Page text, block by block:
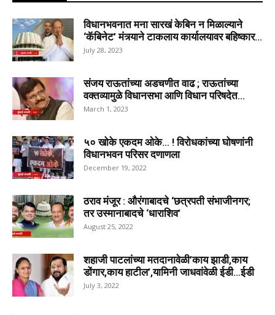
विधानभवनात मना सारखं केबिन न मिळाल्याने
‘कॅबिनेट’ मंत्र्याने टाकलाय कार्यालयावर बहिष्कार...
July 28, 2023
संजय राऊतांच्या अडचणीत वाढ ; राऊतांच्या
वक्तव्यामुळे विधानसभा आणि विधान परिषदेत...
March 1, 2023
५० खोके एकदम ओके… ! विरोधकांच्या घोषणांनी
विधानभवन परिसर दणाणला
December 19, 2022
ठराव मंजूर : औरंगाबादचे ‘छत्रपती संभाजीनगर;
तर उस्मानाबादचे ‘धाराशिव’
August 25, 2022
शहाजी पाटलांच्या मतदानावेळी’काय झाडी,काय
डोंगार,काय हाटील’,यामिनी जाधवांवेळी ईडी…ईडी
July 3, 2022